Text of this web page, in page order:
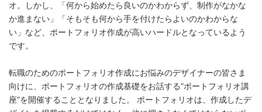
オ。しかし、「何から始めたら良いのかわからず、制作がなかな
か進まない」「そもそも何から手を付けたらよいのかわからな
い」など、ポートフォリオ作成が高いハードルとなっているよう
です。
転職のためのポートフォリオ作成にお悩みのデザイナーの皆さま
向けに、ポートフォリオの作成基礎をお話する"ポートフォリオ講
座"を開催することとなりました。 ポートフォリオは、作成したデ